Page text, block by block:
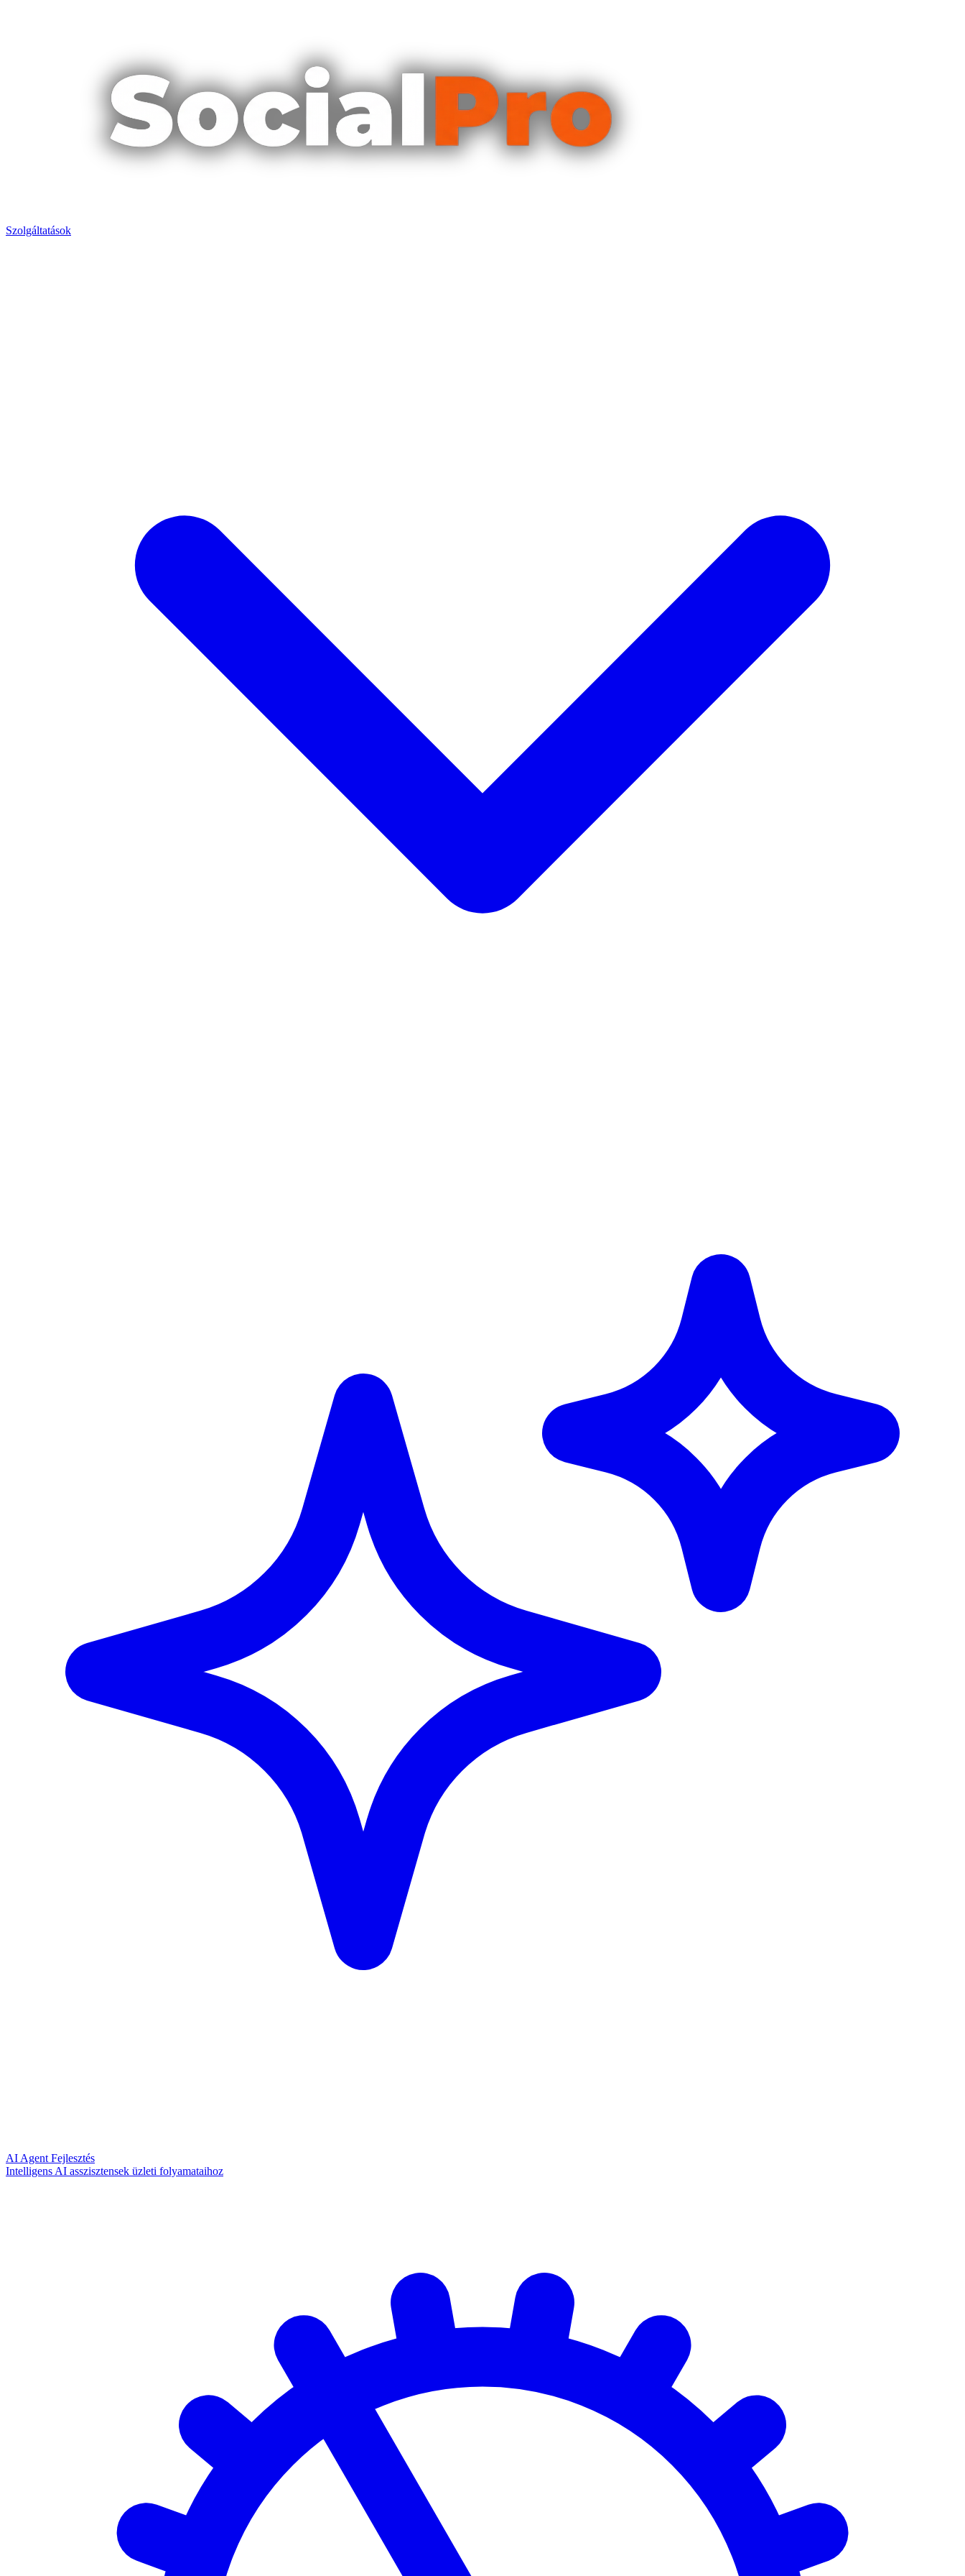
Szolgáltatások
AI Agent Fejlesztés
Intelligens AI asszisztensek üzleti folyamataihoz